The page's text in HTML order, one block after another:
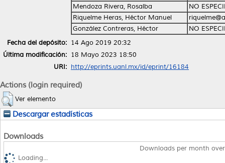
Mendoza Rivera, Rosalba
NO
Riquelme Heras, Héctor Manuel
González Contreras, Héctor
NO
Fecha del depósito: 14 Ago 2019 20:32
Última modificación: 18 Mayo 2023 18:50
URI: http://eprints.uanl.mx/id/eprint/16184
Actions (login required)
Ver elemento
Descargar estadísticas
Downloads
Downloads per month
Loading...